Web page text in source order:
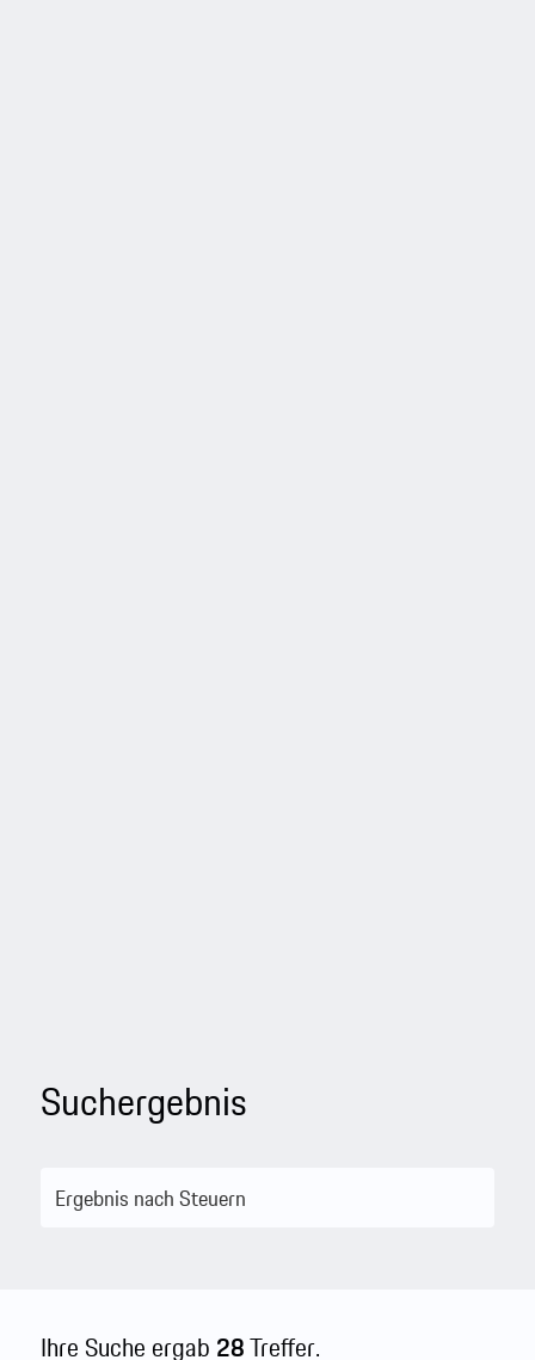
Suchergebnis
Ihre Suche ergab 28Treffer.